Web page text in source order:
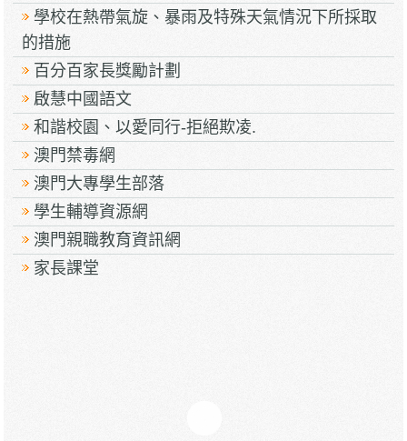
學校在熱帶氣旋、暴雨及特殊天氣情況下所採取
的措施
百分百家長獎勵計劃
啟慧中國語文
和諧校園、以愛同行-拒絕欺凌.
澳門禁毒網
澳門大專學生部落
學生輔導資源網
澳門親職教育資訊網
家長課堂